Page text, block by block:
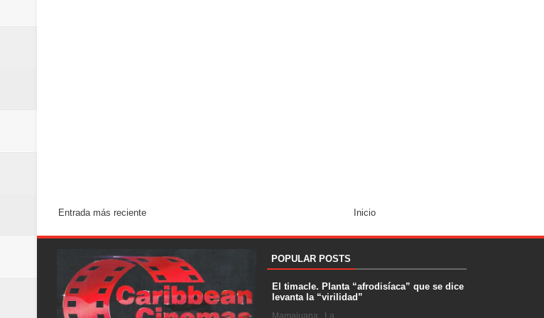
Entrada más reciente Inicio
POPULAR POSTS
El timacle. Planta “afrodisíaca” que se dice
levanta la “virilidad”
Mamajuana . La ...